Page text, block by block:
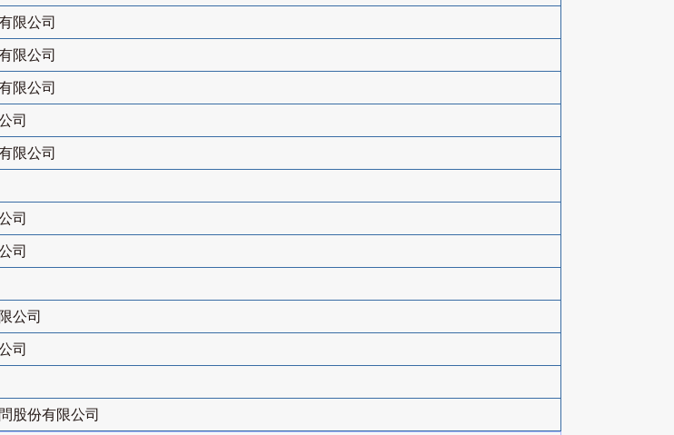
限公司
限公司
限公司
司
限公司
司
司
公司
司
股份有限公司